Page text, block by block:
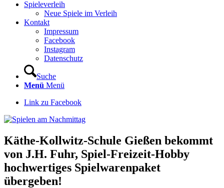
Spieleverleih
Neue Spiele im Verleih
Kontakt
Impressum
Facebook
Instagram
Datenschutz
Suche
Menü Menü
Link zu Facebook
Käthe-Kollwitz-Schule Gießen bekommt
von J.H. Fuhr, Spiel-Freizeit-Hobby
hochwertiges Spielwarenpaket
übergeben!